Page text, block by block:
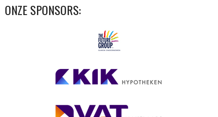
ONZE SPONSORS: